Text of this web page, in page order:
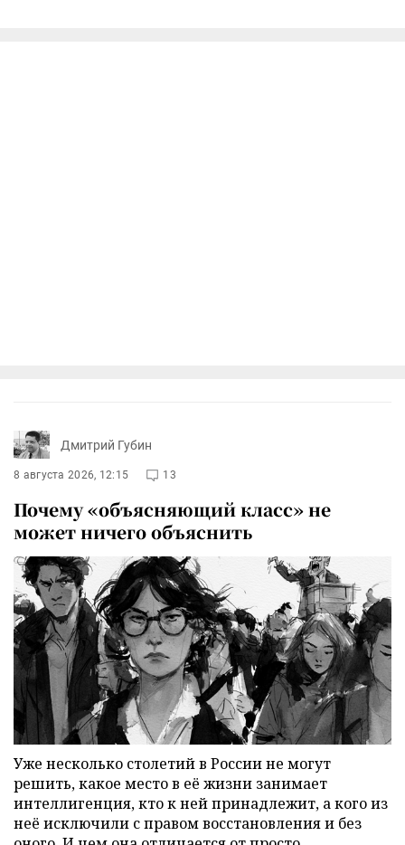
Дмитрий Губин
8 августа 2026, 12:15 13
Почему «объясняющий класс» не
может ничего объяснить
Уже несколько столетий в России не могут
решить, какое место в её жизни занимает
интеллигенция, кто к ней принадлежит, а кого из
неё исключили с правом восстановления и без